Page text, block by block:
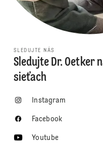
SLEDUJTE NÁS
Sledujte Dr. Oetker
sieťach
Instagram
Facebook
Youtube